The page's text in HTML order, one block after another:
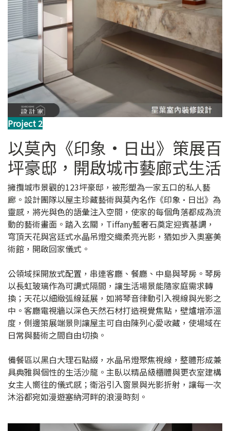
Project 2
以莫內《印象·日出》策展百
坪豪邸，開啟城市藝廊式生活
擁攬城市景觀的123坪豪邸，被形塑為一家五口的私人藝
廊。設計團隊以屋主珍藏藝術與莫內名作《印象·日出》為
靈感，將光與色的語彙注入空間，使家的每個角落都成為流
動的藝術畫面。踏入玄關，Tiffany藍奢石奠定迎賓基調，
穹頂天花與宮廷式水晶吊燈交織柔亮光影，猶如步入奧塞美
術館，開啟回家儀式。
公領域採開放式配置，串連客廳、餐廳、中島與琴房。琴房
以長虹玻璃作為可調式隔間，讓生活場景能隨家庭需求轉
換；天花以細緻弧線延展，如將琴音律動引入視線與光影之
中。客廳電視牆以深色天然石材打造視覺焦點，壁爐增添溫
度，側邊策展端景則讓屋主可自由陳列心愛收藏，使場域在
日常與藝術之間自由切換。
備餐區以黑白大理石點綴，水晶吊燈聚焦視線，整體形成兼
具典雅與個性的生活沙龍。主臥以精品級櫃體與更衣室建構
女主人嚮往的儀式感；衛浴引入窗景與光影折射，讓每一次
沐浴都宛如漫遊塞納河畔的浪漫時刻。